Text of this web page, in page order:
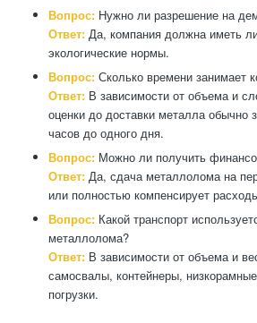
Вопрос:Нужно ли разрешение на
Ответ:Да, компания должна иметь
экологические нормы.
Вопрос:Сколько времени занимает
Ответ:В зависимости от объема и
оценки до доставки металла обычно
часов до одного дня.
Вопрос:Можно ли получить
Ответ:Да, сдача металлолома на
или полностью компенсирует
Вопрос:Какой транспорт
металлолома?
Ответ:В зависимости от объема и
самосвалы, контейнеры,
погрузки.